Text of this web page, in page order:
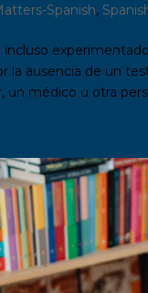
Spanish,
incluso
la ausencia de un
un médico u otra